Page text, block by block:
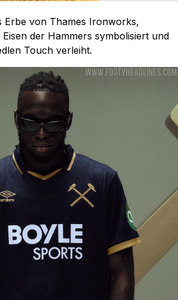
Erbe von Thames Ironworks,
der Hammers symbolisiert und
Touch verleiht.